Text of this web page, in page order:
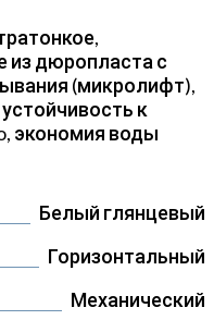
из дюропласта с
(микролифт),
к
экономия воды
Белый глянцевый
Горизонтальный
Механический